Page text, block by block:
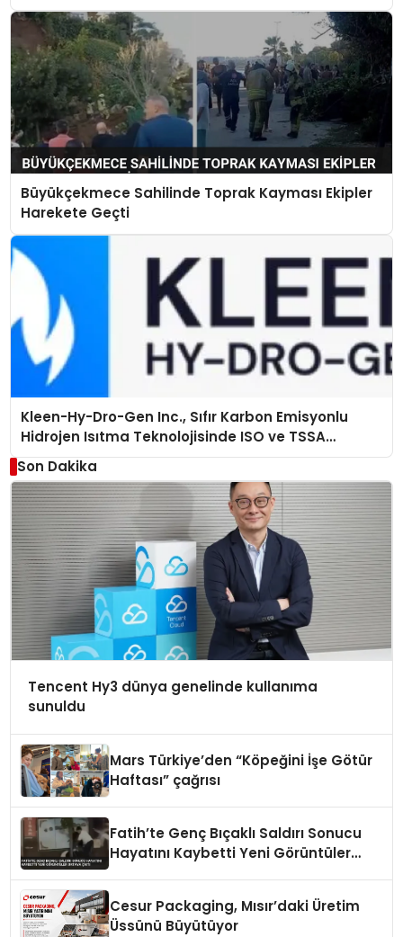
Büyükçekmece Sahilinde Toprak Kayması Ekipler
Harekete Geçti
Kleen-Hy-Dro-Gen Inc., Sıfır Karbon Emisyonlu
Hidrojen Isıtma Teknolojisinde ISO ve TSSA
Düzenleyici Onaylarını Aldı
Son Dakika
Tencent Hy3 dünya genelinde kullanıma
sunuldu
Mars Türkiye’den “Köpeğini İşe Götür
Haftası” çağrısı
Fatih’te Genç Bıçaklı Saldırı Sonucu
Hayatını Kaybetti Yeni Görüntüler
Cesur Packaging, Mısır’daki Üretim
Üssünü Büyütüyor